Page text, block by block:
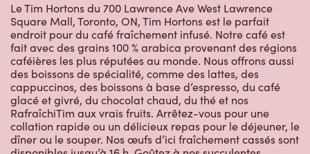
Le Tim Hortons du 700 Lawrence Ave West Lawrence
Square Mall, Toronto, ON, Tim Hortons est le parfait
endroit pour du café fraîchement infusé. Notre café est
fait avec des grains 100 % arabica provenant des régions
caféières les plus réputées au monde. Nous offrons aussi
des boissons de spécialité, comme des lattes, des
cappuccinos, des boissons à base d’espresso, du café
glacé et givré, du chocolat chaud, du thé et nos
RafraîchiTim aux vrais fruits. Arrêtez-vous pour une
collation rapide ou un délicieux repas pour le déjeuner, le
dîner ou le souper. Nos œufs d’ici fraîchement cassés sont